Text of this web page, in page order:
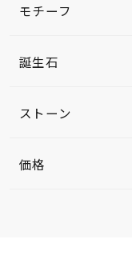
モチーフ
誕生石
ストーン
価格